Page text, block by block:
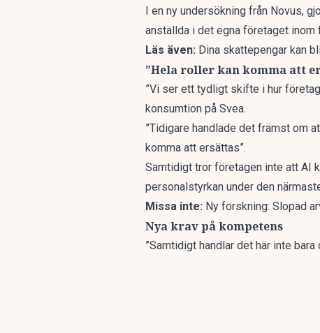
I en ny undersökning från Novus,
anställda i det egna företaget inom
Läs även: Dina skattepengar kan
”Hela roller kan komma att
”Vi ser ett tydligt skifte i hur
konsumtion på Svea.
”Tidigare handlade det främst om
komma att ersättas”.
Samtidigt tror företagen inte att AI
personalstyrkan under den
Missa inte: Ny forskning: Slopad
Nya krav på kompetens
”Samtidigt handlar det här inte